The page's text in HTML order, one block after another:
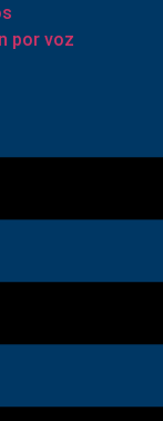
por voz